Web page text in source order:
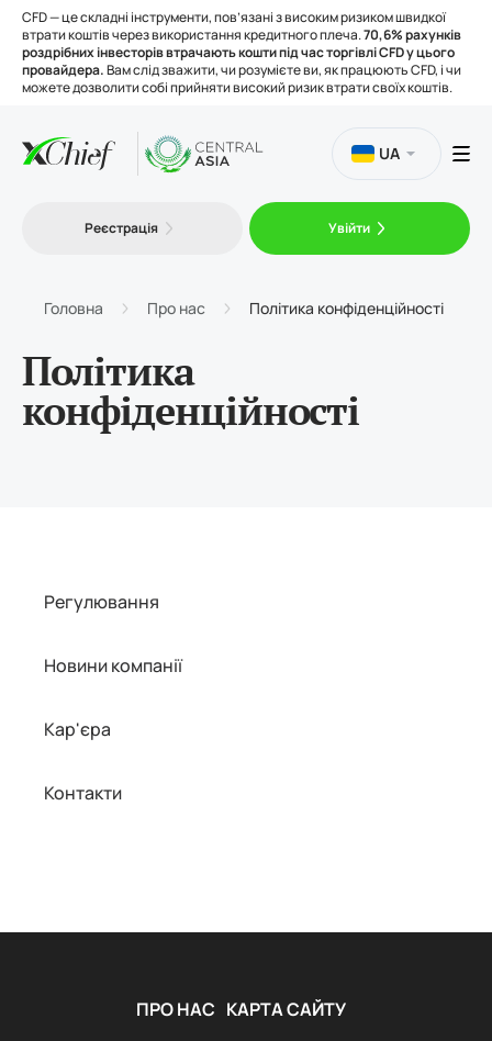
CFD — це складні інструменти, пов’язані з високим ризиком швидкої
втрати коштів через використання кредитного плеча.70,6% рахунків
роздрібних інвесторів втрачають кошти під час торгівлі CFD у цього
провайдера.Вам слід зважити, чи розумієте ви, як працюють CFD, і чи
можете дозволити собі прийняти високий ризик втрати своїх коштів.
Торгівля
Інструменти
Про нас
UA
Реєстрація Увійти
Головна Про нас Політика конфіденційності
Політика
конфіденційності
Регулювання
Новини компанії
Кар'єра
Контакти
ПРО НАС КАРТА САЙТУ